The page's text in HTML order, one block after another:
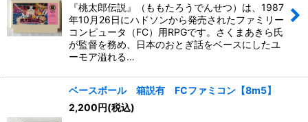
『桃太郎伝説』（ももたろうでんせつ）は、1987
年10月26日にハドソンから発売されたファミリー
コンピュータ（FC）用RPGです。さくまあきら氏
が監督を務め、日本のおとぎ話をベースにしたユ
ーモア溢れる…
ベースボール 箱説有 FCファミコン【8m5】
2,200円(税込)